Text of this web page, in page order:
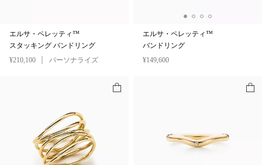
エルサ・ペレッティ™
スタッキング バンドリング
¥210,100
パーソナライズ
エルサ・ペレッティ™
バンドリング
¥149,600